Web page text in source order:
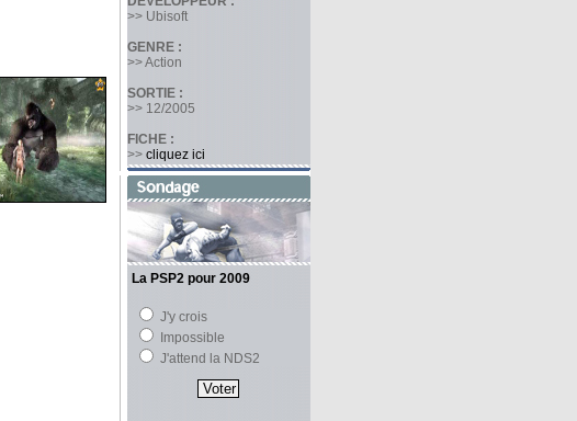
>> Ubisoft
GENRE :
>> Action
SORTIE :
>> 12/2005
FICHE :
>> cliquez ici
La PSP2 pour 2009
J'y crois
Impossible
J'attend la NDS2